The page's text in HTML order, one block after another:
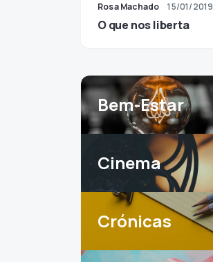
Rosa Machado 15/01/2019
O que nos liberta
Bem-Estar
Cinema
Crónicas